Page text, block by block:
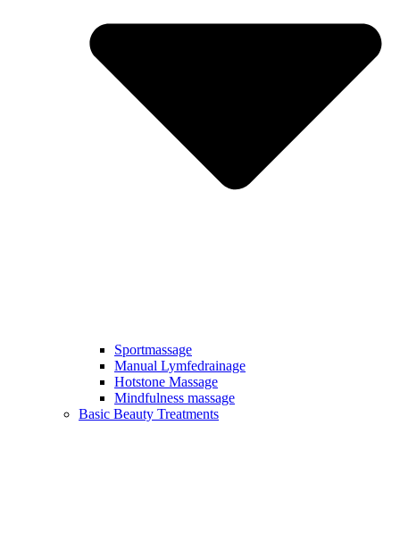
Sportmassage
Manual Lymfedrainage
Hotstone Massage
Mindfulness massage
Basic Beauty Treatments